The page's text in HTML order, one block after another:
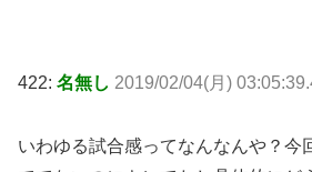
422: 名無し 2019/02/04(月)
いわゆる試合感ってなんなんや？今